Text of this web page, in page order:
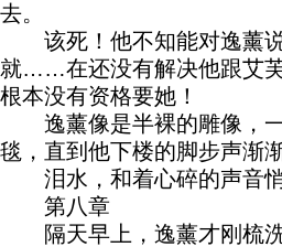
去。
该死！他不知能对逸薰说
就……在还没有解决他跟艾
根本没有资格要她！
逸薰像是半裸的雕像，一
毯，直到他下楼的脚步声
泪水，和着心碎的声音
第八章
隔天早上，逸薰才刚梳洗